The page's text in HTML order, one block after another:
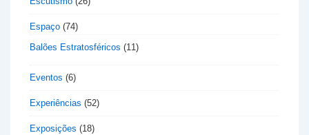
Espaço (74)
Balões Estratosféricos (11)
Eventos (6)
Experiências (52)
Exposições (18)